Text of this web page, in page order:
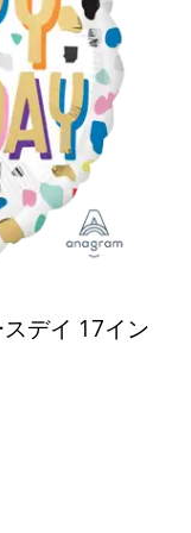
デイ 17イン